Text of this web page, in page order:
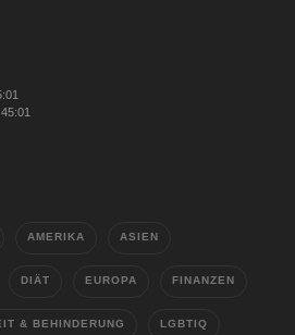
AMERIKA ASIEN
DIÄT EUROPA FINANZEN
& BEHINDERUNG LGBTIQ